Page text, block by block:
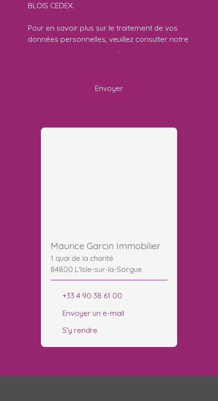
BLOIS CEDEX.
Pour en savoir plus sur le traitement de vos
données personnelles, veuillez consulter notre
.
Envoyer
Maurice Garcin Immobilier
1 quai de la charité
84800 L'Isle-sur-la-Sorgue
+33 4 90 38 61 00
Envoyer un e-mail
S'y rendre